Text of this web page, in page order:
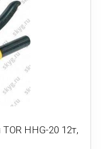
HHG-20 12т,